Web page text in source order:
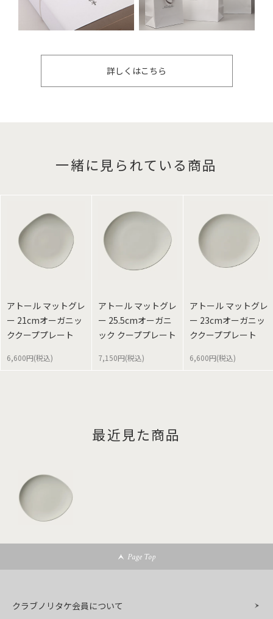
詳しくはこちら
一緒に見られている商品
アトール マットグレ
ー 21cmオーガニッ
ククーププレート
6,600円(税込)
アトール マットグレ
ー 25.5cmオーガニ
ック クーププレート
7,150円(税込)
アトール マットグレ
ー 23cmオーガニッ
ククーププレート
6,600円(税込)
最近見た商品
Page Top
クラブノリタケ会員について